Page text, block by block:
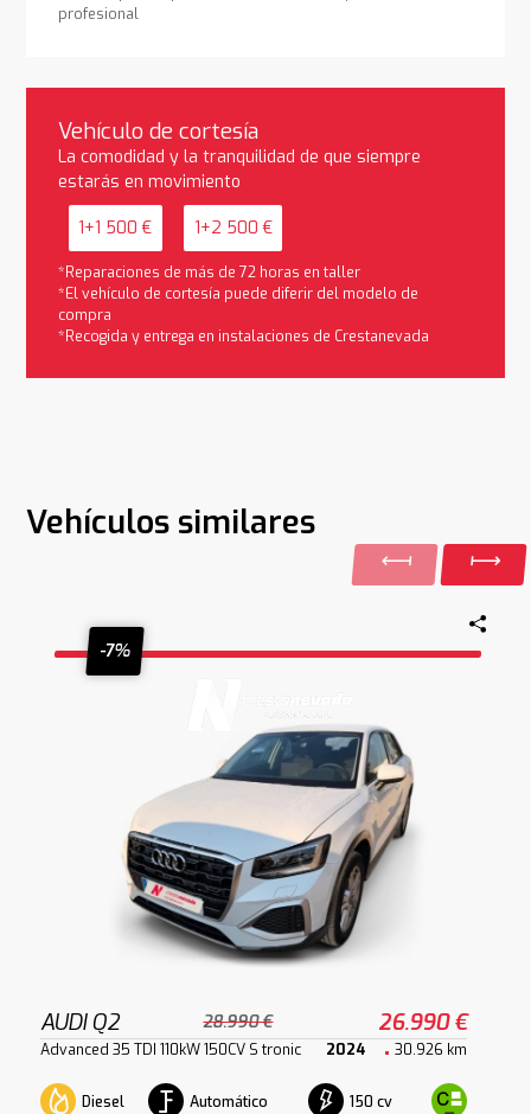
profesional
Vehículo de cortesía
La comodidad y la tranquilidad de que siempre
estarás en movimiento
1+1 500 € 1+2 500 €
*Reparaciones de más de 72 horas en taller
*El vehículo de cortesía puede diferir del modelo de
compra
*Recogida y entrega en instalaciones de Crestanevada
Vehículos similares
-7%
AUDI Q2 28.990 € 26.990 €
Advanced 35 TDI 110kW 150CV S tronic 2024 30.926 km
Diesel Automático 150 cv